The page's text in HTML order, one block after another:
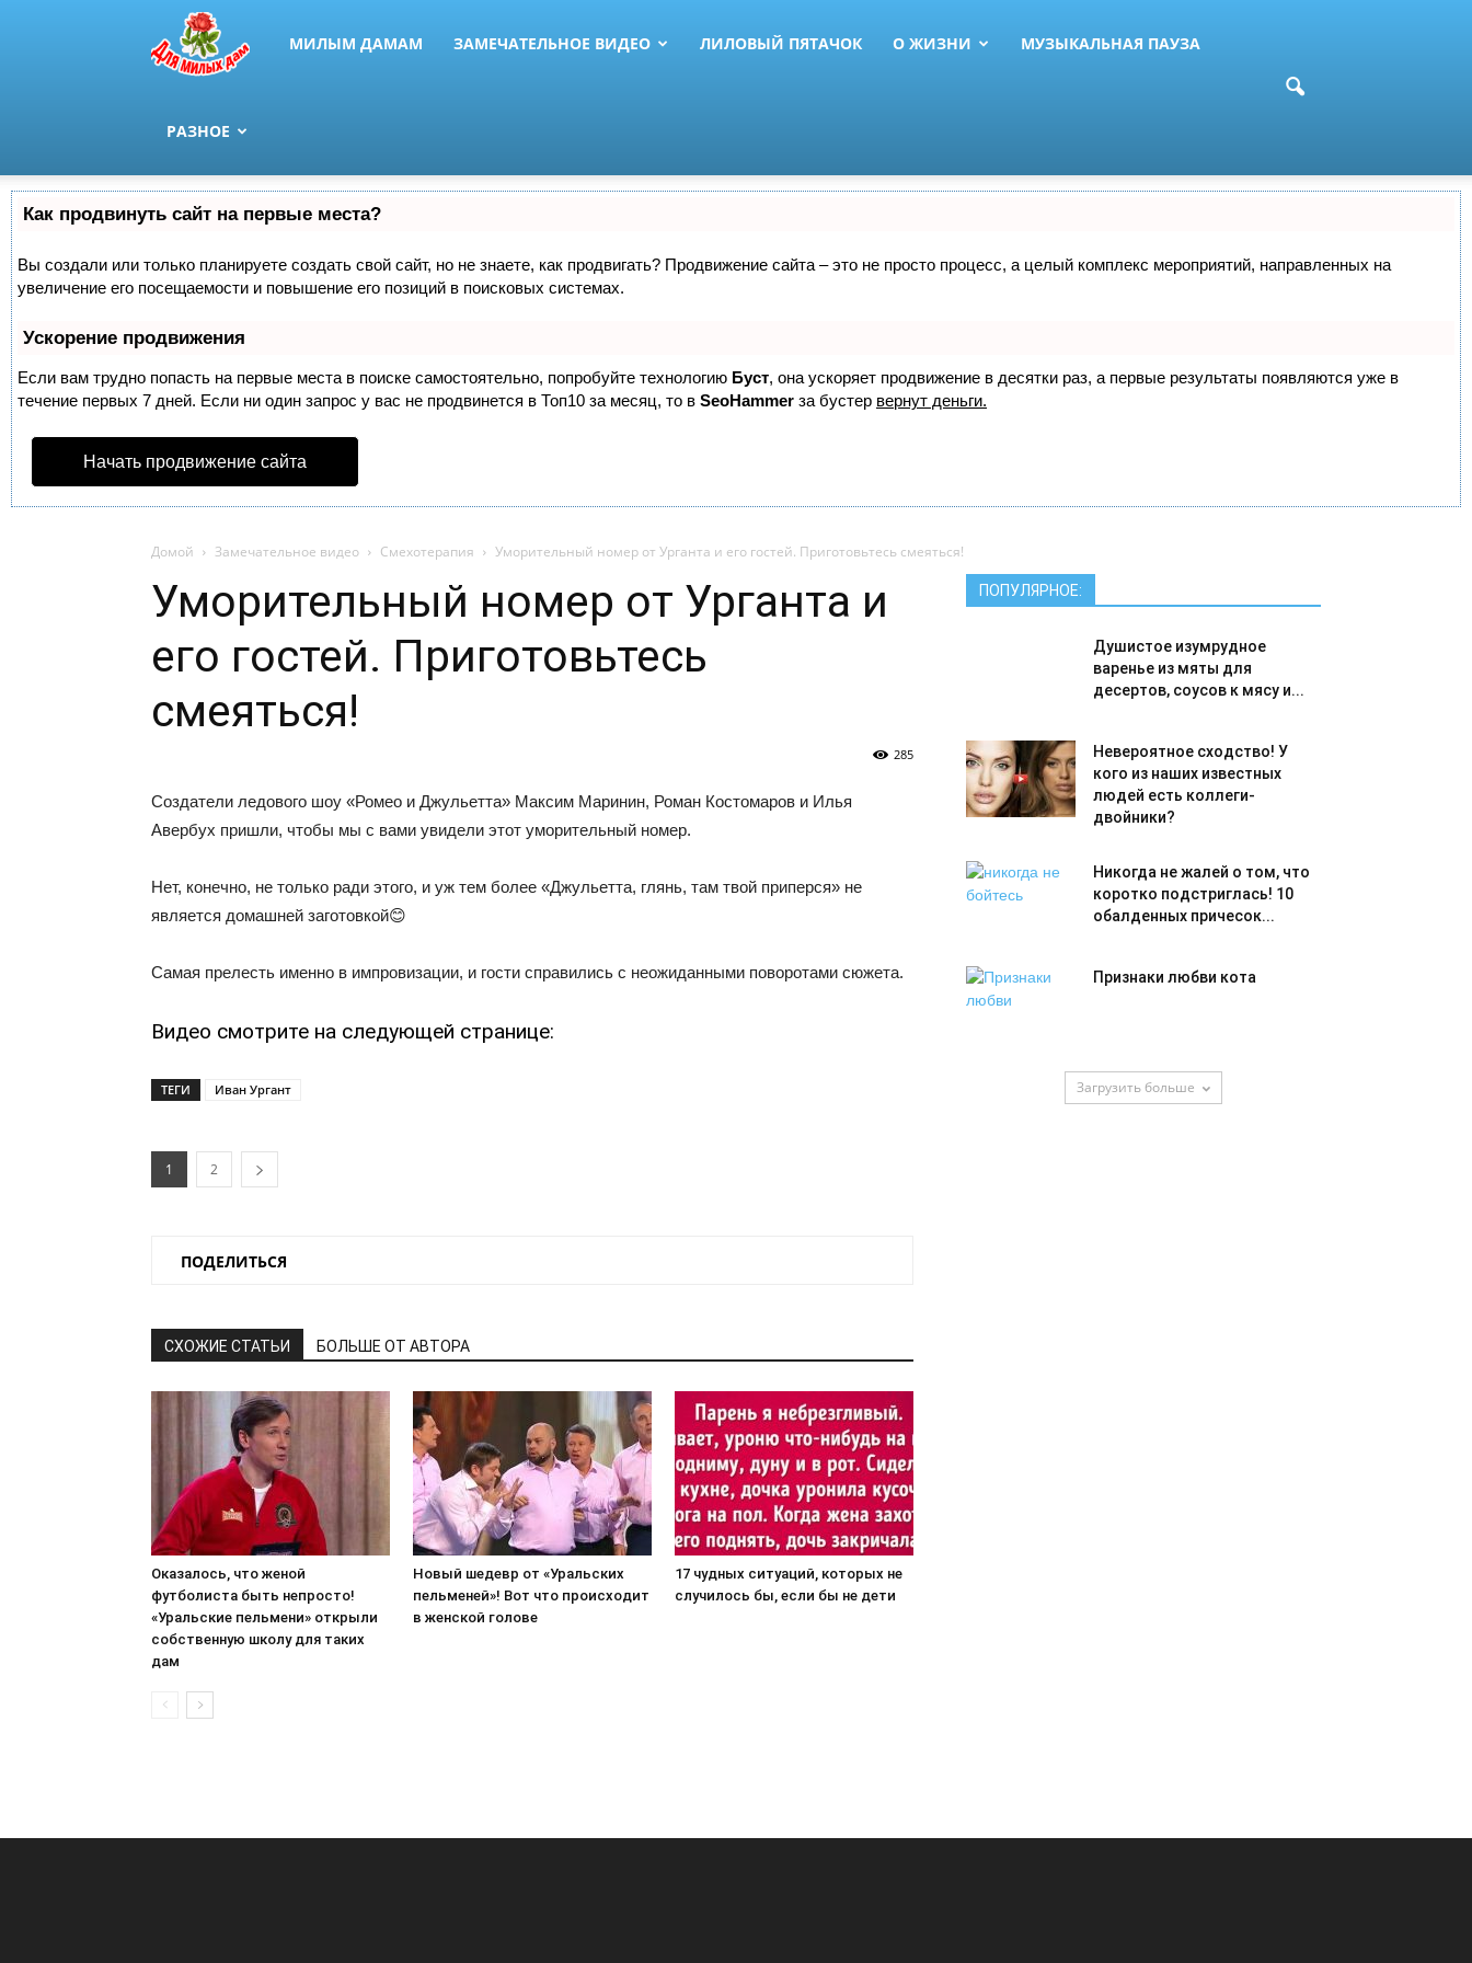
МИЛЫМ ДАМАМ ЗАМЕЧАТЕЛЬНОЕ ВИДЕО ЛИЛОВЫЙ ПЯТАЧОК О ЖИЗНИ МУЗЫКАЛЬНАЯ ПАУЗА
РАЗНОЕ
Как продвинуть сайт на первые места?
Вы создали или только планируете создать свой сайт, но не знаете, как продвигать? Продвижение сайта – это не просто процесс, а целый комплекс мероприятий, направленных на
увеличение его посещаемости и повышение его позиций в поисковых системах.
Ускорение продвижения
Если вам трудно попасть на первые места в поиске самостоятельно, попробуйте технологию Буст, она ускоряет продвижение в десятки раз, а первые результаты появляются уже в
течение первых 7 дней. Если ни один запрос у вас не продвинется в Топ10 за месяц, то в SeoHammer за бустер вернут деньги.
Начать продвижение сайта
Домой Замечательное видео Смехотерапия Уморительный номер от Урганта и его гостей. Приготовьтесь смеяться!
Уморительный номер от Урганта и
его гостей. Приготовьтесь
смеяться!
285
Создатели ледового шоу «Ромео и Джульетта» Максим Маринин, Роман Костомаров и Илья
Авербух пришли, чтобы мы с вами увидели этот уморительный номер.
Нет, конечно, не только ради этого, и уж тем более «Джульетта, глянь, там твой приперся» не
является домашней заготовкой😊
Самая прелесть именно в импровизации, и гости справились с неожиданными поворотами сюжета.
Видео смотрите на следующей странице:
ТЕГИ Иван Ургант
1 2
ПОДЕЛИТЬСЯ
СХОЖИЕ СТАТЬИ БОЛЬШЕ ОТ АВТОРА
Оказалось, что женой
футболиста быть непросто!
«Уральские пельмени» открыли
собственную школу для таких
дам
Новый шедевр от «Уральских
пельменей»! Вот что происходит
в женской голове
17 чудных ситуаций, которых не
случилось бы, если бы не дети
ПОПУЛЯРНОЕ:
Душистое изумрудное
варенье из мяты для
десертов, соусов к мясу и...
Невероятное сходство! У
кого из наших известных
людей есть коллеги-
двойники?
Никогда не жалей о том, что
коротко подстриглась! 10
обалденных причесок...
Признаки любви кота
Загрузить больше